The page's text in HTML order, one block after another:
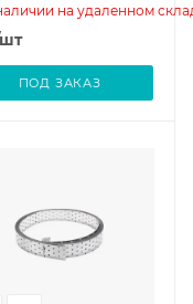
на удаленном
ПОД ЗАКАЗ